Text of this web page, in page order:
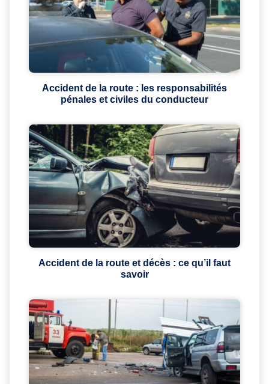
Accident de la route : les responsabilités
pénales et civiles du conducteur
Accident de la route et décès : ce qu’il faut
savoir